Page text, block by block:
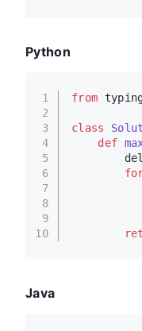
Python
1
2
3
4
5
6
7
8
9
10
from
class
def
Java